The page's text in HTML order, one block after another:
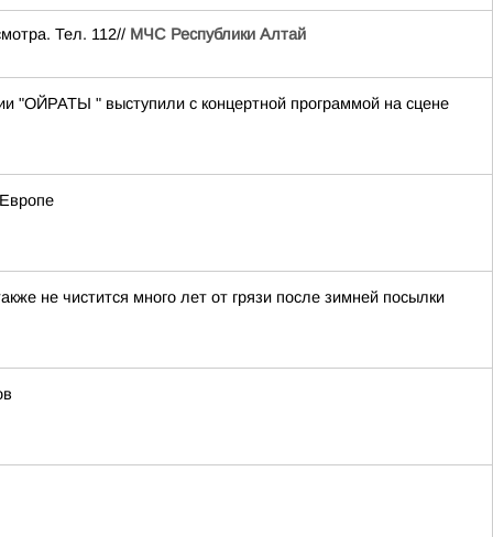
Тел. 112// МЧС Республики Алтай
"ОЙРАТЫ " выступили с концертной программой на сцене
не чистится много лет от грязи после зимней посылки